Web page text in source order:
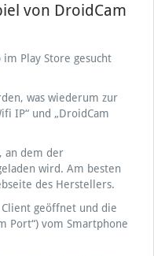
von DroidCam
Play Store gesucht
was wiederum zur
IP“ und „DroidCam
an dem der
wird. Am besten
des Herstellers.
geöffnet und die
Port“) vom Smartphone